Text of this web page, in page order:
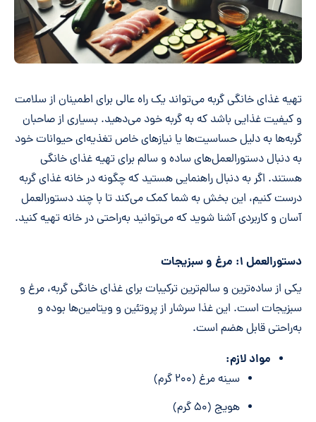
تهیه غذای خانگی گربه می‌تواند یک راه عالی برای اطمینان از سلامت
و کیفیت غذایی باشد که به گربه خود می‌دهید. بسیاری از صاحبان
گربه‌ها به دلیل حساسیت‌ها یا نیازهای خاص تغذیه‌ای حیوانات خود
به دنبال دستورالعمل‌های ساده و سالم برای تهیه غذای خانگی
هستند. اگر به دنبال راهنمایی هستید که چگونه در خانه غذای گربه
درست کنیم، این بخش به شما کمک می‌کند تا با چند دستورالعمل
آسان و کاربردی آشنا شوید که می‌توانید به‌راحتی در خانه تهیه کنید.
دستورالعمل ۱: مرغ و سبزیجات
یکی از ساده‌ترین و سالم‌ترین ترکیبات برای غذای خانگی گربه، مرغ و
سبزیجات است. این غذا سرشار از پروتئین و ویتامین‌ها بوده و
به‌راحتی قابل هضم است.
مواد لازم:
سینه مرغ (۲۰۰ گرم)
هویج (۵۰ گرم)